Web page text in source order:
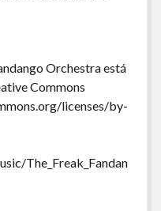
Orchestra está
Commons
licenses/by-
The_Freak_Fandan